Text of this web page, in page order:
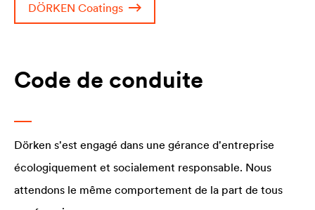
DÖRKEN Coatings
Code de conduite
Dörken s'est engagé dans une gérance d'entreprise
écologiquement et socialement responsable. Nous
attendons le même comportement de la part de tous